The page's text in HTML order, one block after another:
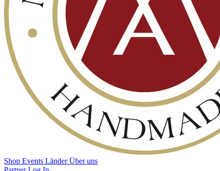
Shop Events LänderÜber uns